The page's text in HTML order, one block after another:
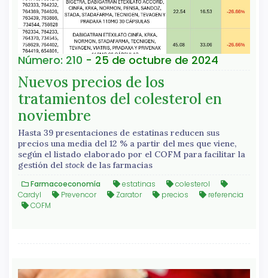
Número: 210 - 25 de octubre de 2024
Nuevos precios de los
tratamientos del colesterol en
noviembre
Hasta 39 presentaciones de estatinas reducen sus
precios una media del 12 % a partir del mes que viene,
según el listado elaborado por el COFM para facilitar la
gestión del stock de las farmacias
Farmacoeconomía estatinas
colesterol
Cardyl
Prevencor Zarator precios
referencia
COFM